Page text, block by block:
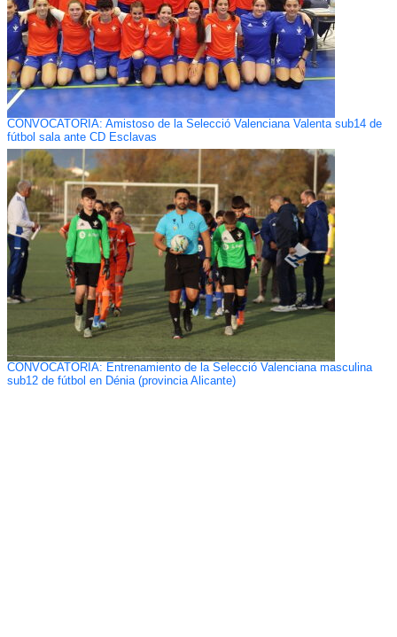
CONVOCATORIA: Amistoso de la Selecció Valenciana Valenta sub14 de
fútbol sala ante CD Esclavas
CONVOCATORIA: Entrenamiento de la Selecció Valenciana masculina
sub12 de fútbol en Dénia (provincia Alicante)